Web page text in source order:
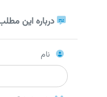
درباره این
نام